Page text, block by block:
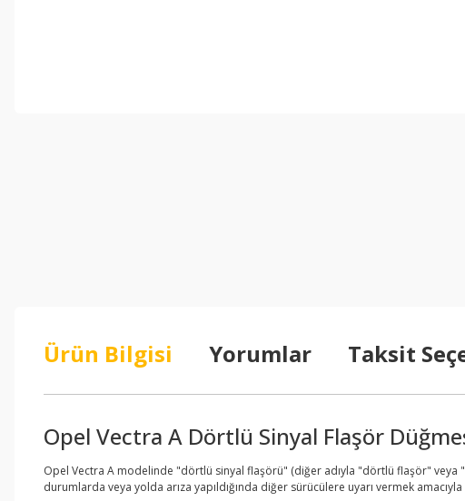
Ürün Bilgisi Yorumlar Taksit
Opel Vectra A Dörtlü Sinyal Flaşör
Opel Vectra A modelinde "dörtlü sinyal flaşörü" (diğer adıyla "dörtlü flaşör" veya
durumlarda veya yolda arıza yapıldığında diğer sürücülere uyarı vermek amacıyla